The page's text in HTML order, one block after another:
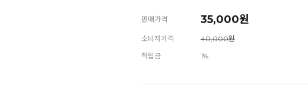
판매가격 35,000원
소비자가격
40,000원
적립금
1%